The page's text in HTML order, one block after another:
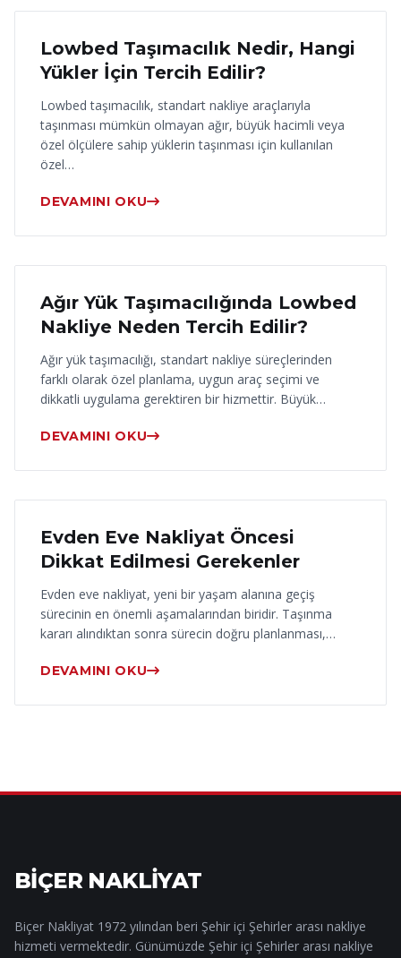
18 Haziran 2026
Lowbed Taşımacılık Nedir, Hangi
Yükler İçin Tercih Edilir?
Lowbed taşımacılık, standart nakliye araçlarıyla
taşınması mümkün olmayan ağır, büyük hacimli veya
özel ölçülere sahip yüklerin taşınması için kullanılan
özel…
DEVAMINI OKU
17 Haziran 2026
Ağır Yük Taşımacılığında Lowbed
Nakliye Neden Tercih Edilir?
Ağır yük taşımacılığı, standart nakliye süreçlerinden
farklı olarak özel planlama, uygun araç seçimi ve
dikkatli uygulama gerektiren bir hizmettir. Büyük…
DEVAMINI OKU
16 Haziran 2026
Evden Eve Nakliyat Öncesi
Dikkat Edilmesi Gerekenler
Evden eve nakliyat, yeni bir yaşam alanına geçiş
sürecinin en önemli aşamalarından biridir. Taşınma
kararı alındıktan sonra sürecin doğru planlanması,…
DEVAMINI OKU
BİÇER NAKLİYAT
Biçer Nakliyat 1972 yılından beri Şehir içi Şehirler arası nakliye
hizmeti vermektedir. Günümüzde Şehir içi Şehirler arası nakliye